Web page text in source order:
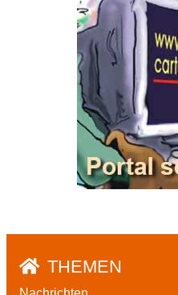
THEMEN